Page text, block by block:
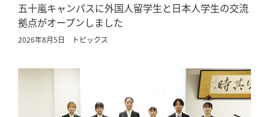
五十嵐キャンパスに外国人留学生と日本人学生の交流
拠点がオープンしました
2026年8月5日 トピックス